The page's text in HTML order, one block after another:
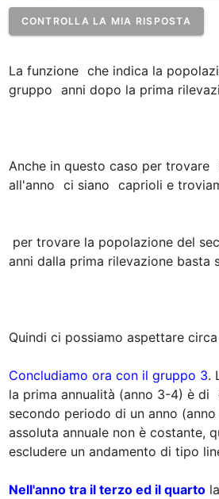
CONTROLLA LA MIA RISPOSTA
La funzione che indica la
gruppo anni dopo la prima
Anche in questo caso per trovare
all'anno ci siano caprioli e
anni dalla prima rilevazione basta
Quindi ci possiamo aspettare circa
Concludiamo ora con il gruppo 3.
la prima annualità (anno 3-4) è di
secondo periodo di un anno
assoluta annuale non è costante,
escludere un andamento di tipo
Nell'anno tra il terzo ed il quarto la